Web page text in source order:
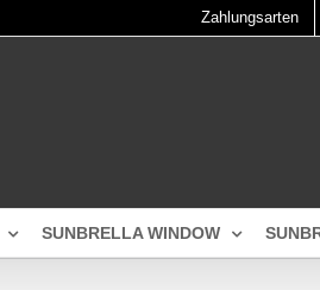
Zahlungsarten
SUNBRELLA WINDOW